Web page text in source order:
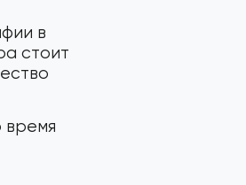
в
стоит
время